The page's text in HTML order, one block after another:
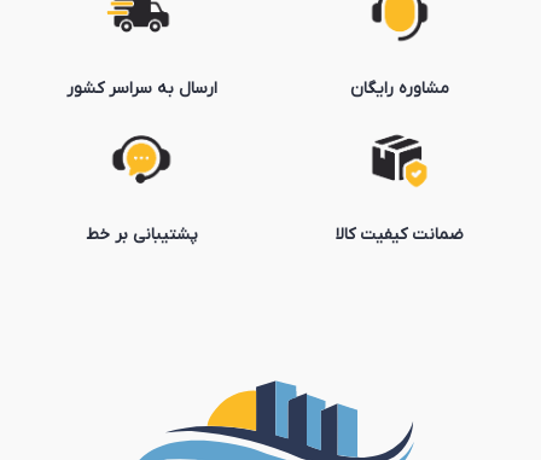
مشاوره رایگان
ضمانت کیفیت کالا
ارسال به سراسر کشور
پشتیبانی بر خط